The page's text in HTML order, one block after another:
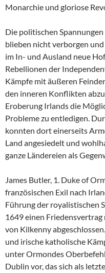
Monarchie und gloriose
Die politischen
blieben nicht verborgen
im In- und Ausland neue
Rebellionen der
Kämpfe mit äußeren
den inneren Konflikten
Eroberung Irlands die
Probleme zu entledigen.
konnten dort einerseits
Land angesiedelt und
ganze Ländereien als
James Butler, 1. Duke of
französischen Exil nach
Führung der royalistischen
1649 einen
von Kilkenny
und irische katholische
unter Ormondes
Dublin vor, das sich als